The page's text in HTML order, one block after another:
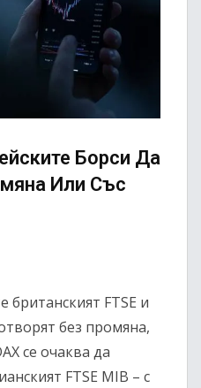
Борси Да
Или Със
британският FTSE и
без промяна,
се очаква да
FTSE MIB – с